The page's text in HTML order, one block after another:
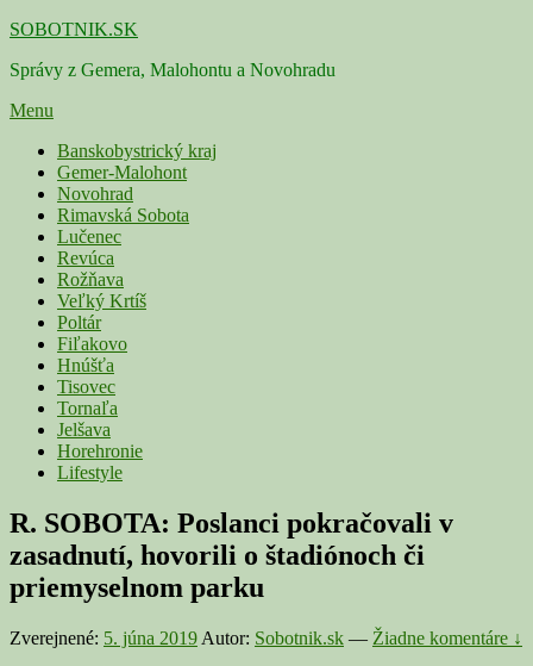
Skip
content
SOBOTNIK.SK
Správy z Gemera, Malohontu a Novohradu
Menu
Primárne
menu
Banskobystrický kraj
Gemer-Malohont
Novohrad
Rimavská Sobota
Lučenec
Revúca
Rožňava
Veľký Krtíš
Poltár
Fiľakovo
Hnúšťa
Tisovec
Tornaľa
Jelšava
Horehronie
Lifestyle
R. SOBOTA: Poslanci pokračovali v
zasadnutí, hovorili o štadiónoch či
priemyselnom parku
Zverejnené: 5. júna 2019 Autor: Sobotnik.sk — Žiadne komentáre ↓